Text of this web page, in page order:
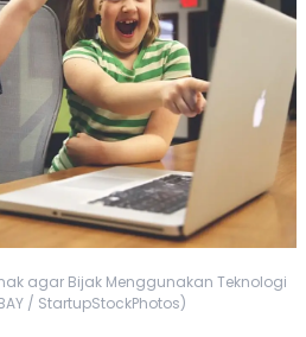
agar Bijak Menggunakan Teknologi
/ StartupStockPhotos)